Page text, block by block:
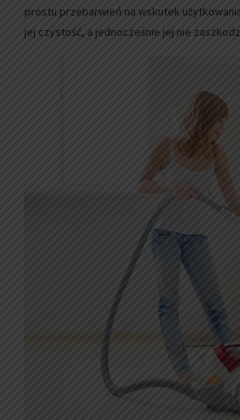
prostu przebarwień na wskutek
jej czystość, a jednocześnie jej nie